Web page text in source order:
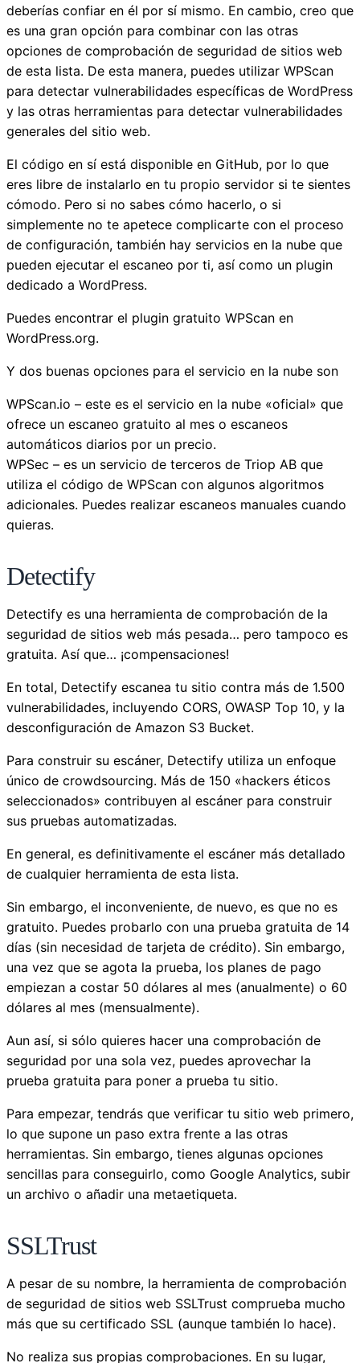
deberías confiar en él por sí mismo. En cambio, creo que
es una gran opción para combinar con las otras
opciones de comprobación de seguridad de sitios web
de esta lista. De esta manera, puedes utilizar WPScan
para detectar vulnerabilidades específicas de WordPress
y las otras herramientas para detectar vulnerabilidades
generales del sitio web.
El código en sí está disponible en GitHub, por lo que
eres libre de instalarlo en tu propio servidor si te sientes
cómodo. Pero si no sabes cómo hacerlo, o si
simplemente no te apetece complicarte con el proceso
de configuración, también hay servicios en la nube que
pueden ejecutar el escaneo por ti, así como un plugin
dedicado a WordPress.
Puedes encontrar el plugin gratuito WPScan en
WordPress.org.
Y dos buenas opciones para el servicio en la nube son
WPScan.io – este es el servicio en la nube «oficial» que
ofrece un escaneo gratuito al mes o escaneos
automáticos diarios por un precio.
WPSec – es un servicio de terceros de Triop AB que
utiliza el código de WPScan con algunos algoritmos
adicionales. Puedes realizar escaneos manuales cuando
quieras.
Detectify
Detectify es una herramienta de comprobación de la
seguridad de sitios web más pesada… pero tampoco es
gratuita. Así que… ¡compensaciones!
En total, Detectify escanea tu sitio contra más de 1.500
vulnerabilidades, incluyendo CORS, OWASP Top 10, y la
desconfiguración de Amazon S3 Bucket.
Para construir su escáner, Detectify utiliza un enfoque
único de crowdsourcing. Más de 150 «hackers éticos
seleccionados» contribuyen al escáner para construir
sus pruebas automatizadas.
En general, es definitivamente el escáner más detallado
de cualquier herramienta de esta lista.
Sin embargo, el inconveniente, de nuevo, es que no es
gratuito. Puedes probarlo con una prueba gratuita de 14
días (sin necesidad de tarjeta de crédito). Sin embargo,
una vez que se agota la prueba, los planes de pago
empiezan a costar 50 dólares al mes (anualmente) o 60
dólares al mes (mensualmente).
Aun así, si sólo quieres hacer una comprobación de
seguridad por una sola vez, puedes aprovechar la
prueba gratuita para poner a prueba tu sitio.
Para empezar, tendrás que verificar tu sitio web primero,
lo que supone un paso extra frente a las otras
herramientas. Sin embargo, tienes algunas opciones
sencillas para conseguirlo, como Google Analytics, subir
un archivo o añadir una metaetiqueta.
SSLTrust
A pesar de su nombre, la herramienta de comprobación
de seguridad de sitios web SSLTrust comprueba mucho
más que su certificado SSL (aunque también lo hace).
No realiza sus propias comprobaciones. En su lugar,